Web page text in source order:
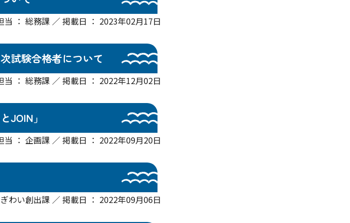
当 ： 総務課 ／ 掲載日 ： 2023年02月17日
試験合格者について
当 ： 総務課 ／ 掲載日 ： 2022年12月02日
JOIN」
当 ： 企画課 ／ 掲載日 ： 2022年09月20日
わい創出課 ／ 掲載日 ： 2022年09月06日